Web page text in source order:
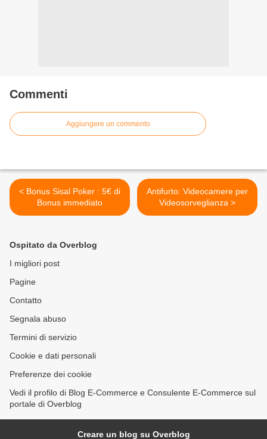
Commenti
Aggiungere un commento
< Bonus Sisal Poker : 5€ di
Bonus immediato
Antifurto: Videocamere per
Videosorveglianza >
Ospitato da Overblog
I migliori post
Pagine
Contatto
Segnala abuso
Termini di servizio
Cookie e dati personali
Preferenze dei cookie
Vedi il profilo di Blog E-Commerce e Consulente E-Commerce sul
portale di Overblog
Creare un blog su Overblog